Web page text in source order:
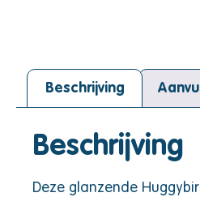
Beschrijving
Beschrijving
Deze glanzende